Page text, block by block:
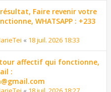
Faire revenir votre
WHATSAPP : +233
« 18 juil. 2026 18:33
affectif qui fonctionne,
: